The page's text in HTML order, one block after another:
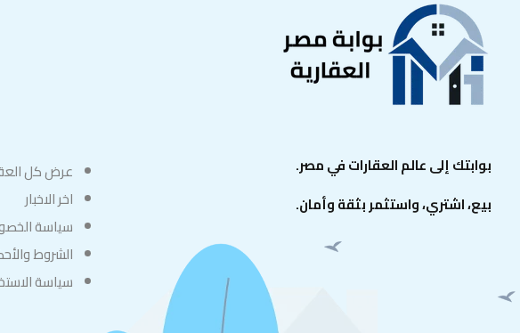
بوابتك إلى عالم العقارات في مصر.
بيع، اشتري، واستثمر بثقة وأمان.
عرض كل
اخر الاخبار
سياسة
الشروط
سياسة